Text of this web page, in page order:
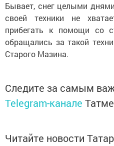
Бывает, снег целыми
своей техники не
прибегать к помощи со
обращались за такой
Старого Мазина.
Следите за самым
Telegram-канале
Читайте новости